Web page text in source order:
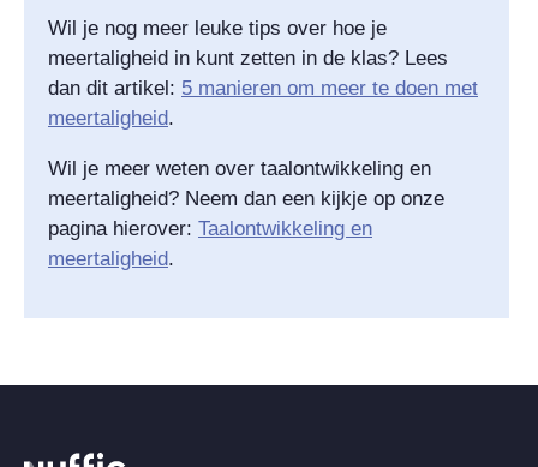
Wil je nog meer leuke tips over hoe je
meertaligheid in kunt zetten in de klas? Lees
dan dit artikel: 5 manieren om meer te doen met
meertaligheid.
Wil je meer weten over taalontwikkeling en
meertaligheid? Neem dan een kijkje op onze
pagina hierover: Taalontwikkeling en
meertaligheid.